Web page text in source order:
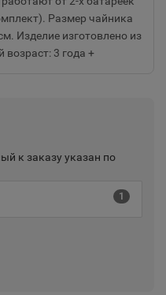
Размер чайника
Изделие изготовлено из
3 года +
к заказу указан по
1